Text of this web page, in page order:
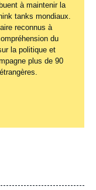
à maintenir la
tanks mondiaux.
reconnus à
du
la politique et
plus de 90